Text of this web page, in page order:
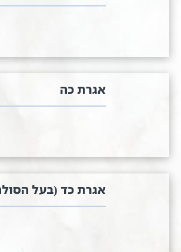
אגרת כה
אגרת כד (בעל